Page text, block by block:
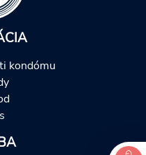
kondómu